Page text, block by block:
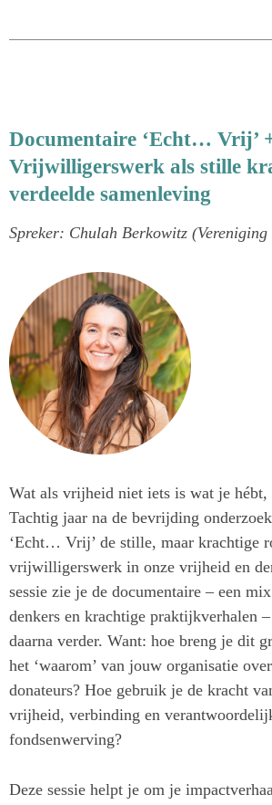
Documentaire ‘Echt… Vrij’
Vrijwilligerswerk als stille
verdeelde samenleving
Spreker: Chulah Berkowitz
Wat als vrijheid niet iets is wat je hébt,
Tachtig jaar na de bevrijding
‘Echt… Vrij’ de stille, maar krachtige
vrijwilligerswerk in onze vrijheid en
sessie zie je de documentaire – een
denkers en krachtige praktijkverhalen
daarna verder. Want: hoe breng je dit
het ‘waarom’ van jouw organisatie
donateurs? Hoe gebruik je de kracht
vrijheid, verbinding en
fondsenwerving?
Deze sessie helpt je om je